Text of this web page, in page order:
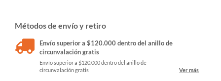
Métodos de envío y retiro
Envío superior a $120.000 dentro del anillo de
circunvalación gratis
Envío superior a $120.000 dentro del anillo de
circunvalación gratis
Ver más